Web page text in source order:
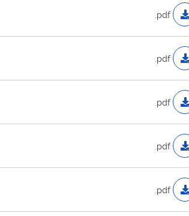
.pdf
.pdf
.pdf
.pdf
.pdf